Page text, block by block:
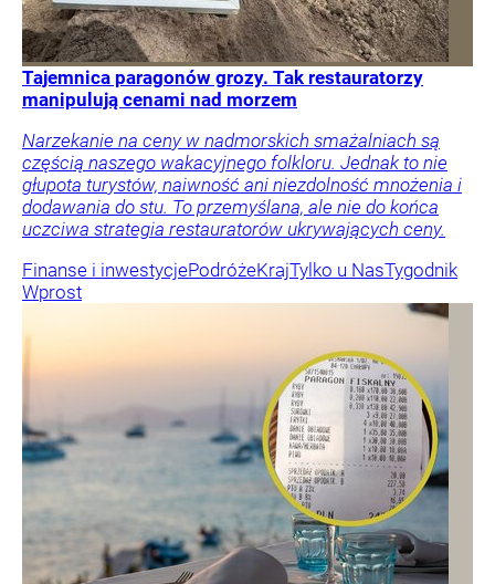
Tajemnica paragonów grozy. Tak restauratorzy
manipulują cenami nad morzem
Narzekanie na ceny w nadmorskich smażalniach są
częścią naszego wakacyjnego folkloru. Jednak to nie
głupota turystów, naiwność ani niezdolność mnożenia i
dodawania do stu. To przemyślana, ale nie do końca
uczciwa strategia restauratorów ukrywających ceny.
Finanse i inwestycjePodróżeKrajTylko u NasTygodnik
Wprost